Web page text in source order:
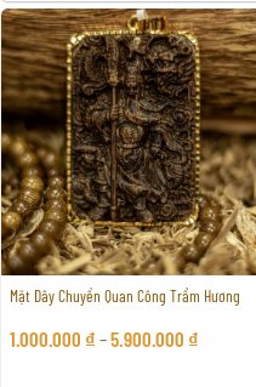
950.000 ₫.
Mặt Dây Chuyền Quan Công Trầm Hương
1.000.000 ₫ –5.900.000 ₫